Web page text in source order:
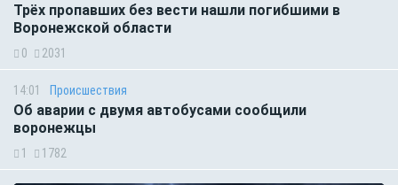
Трёх пропавших без вести нашли погибшими в
Воронежской области
0 2031
14:01 Происшествия
Об аварии с двумя автобусами сообщили
воронежцы
1 1782